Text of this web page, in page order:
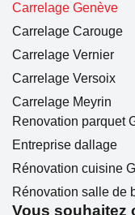
Carrelage Genève
Carrelage Carouge
Carrelage Vernier
Carrelage Versoix
Carrelage Meyrin
Renovation parquet
Entreprise dallage
Rénovation cuisine
Rénovation salle de
Vous souhaitez